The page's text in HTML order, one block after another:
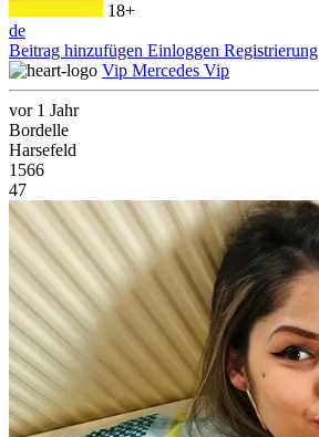
18+
de
Beitrag hinzufügen Einloggen Registrierung
Vip Mercedes Vip
vor 1 Jahr
Bordelle
Harsefeld
1566
47